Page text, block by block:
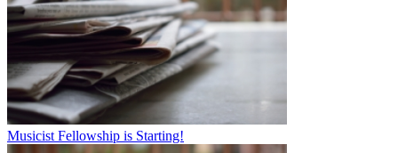
Musicist Fellowship is Starting!